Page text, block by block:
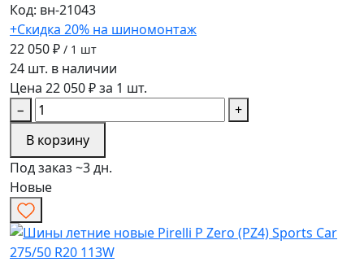
Код: вн-21043
+Скидка 20% на шиномонтаж
22 050 ₽ / 1 шт
24 шт. в наличии
Цена 22 050 ₽ за 1 шт.
−
+
В корзину
Под заказ ~3 дн.
Новые